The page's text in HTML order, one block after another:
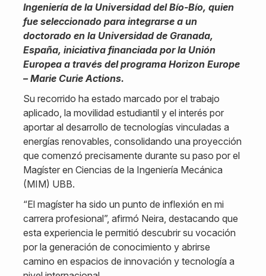
Ingeniería de la Universidad del Bío-Bío, quien
fue seleccionado para integrarse a un
doctorado en la Universidad de Granada,
España, iniciativa financiada por la Unión
Europea a través del programa Horizon Europe
– Marie Curie Actions.
Su recorrido ha estado marcado por el trabajo
aplicado, la movilidad estudiantil y el interés por
aportar al desarrollo de tecnologías vinculadas a
energías renovables, consolidando una proyección
que comenzó precisamente durante su paso por el
Magíster en Ciencias de la Ingeniería Mecánica
(MIM) UBB.
“El magíster ha sido un punto de inflexión en mi
carrera profesional”, afirmó Neira, destacando que
esta experiencia le permitió descubrir su vocación
por la generación de conocimiento y abrirse
camino en espacios de innovación y tecnología a